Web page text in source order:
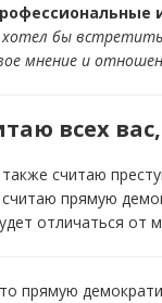
бы
мнение и
всех
считаю
прямую
отличаться от
прямую